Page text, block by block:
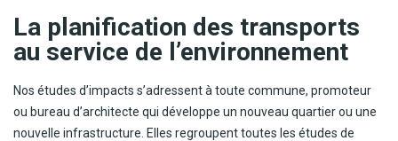
La planification des transports
au service de l’environnement
Nos études d’impacts s’adressent à toute commune, promoteur
ou bureau d’architecte qui développe un nouveau quartier ou une
nouvelle infrastructure. Elles regroupent toutes les études de